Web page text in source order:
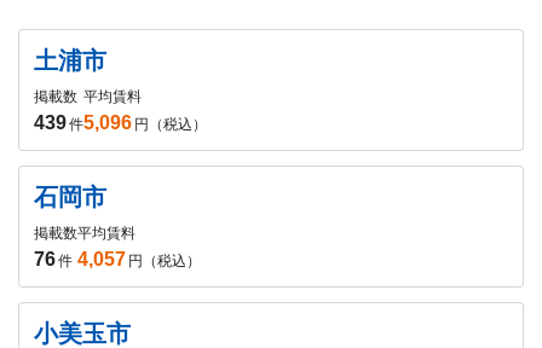
土浦市
掲載数
439件
平均賃料
5,096 円（税込）
石岡市
掲載数
76件
平均賃料
4,057 円（税込）
小美玉市